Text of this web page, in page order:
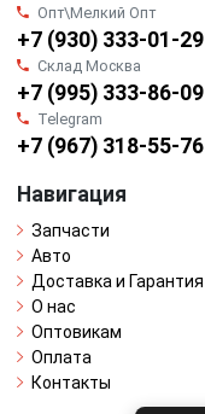
Опт\Мелкий Опт
+7 (930) 333-01-29
Склад Москва
+7 (995) 333-86-09
Telegram
+7 (967) 318-55-76
Навигация
Запчасти
Авто
Доставка и Гарантия
О нас
Оптовикам
Оплата
Контакты